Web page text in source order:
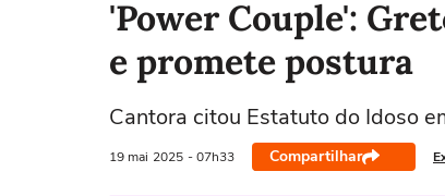
'Power Couple':
e promete postura
Cantora citou Estatuto do Idoso
19 mai 2025 - 07h33 Compartilhar